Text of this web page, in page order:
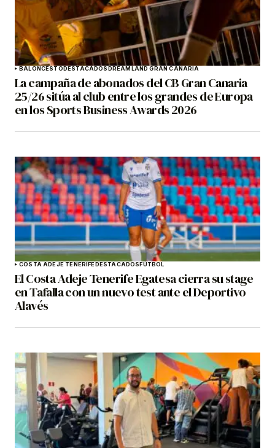
BALONCESTO DESTACADOS DREAMLAND GRAN CANARIA
La campaña de abonados del CB Gran Canaria
25/26 sitúa al club entre los grandes de Europa
en los Sports Business Awards 2026
COSTA ADEJE TENERIFE DESTACADOS FÚTBOL
El Costa Adeje Tenerife Egatesa cierra su stage
en Tafalla con un nuevo test ante el Deportivo
Alavés